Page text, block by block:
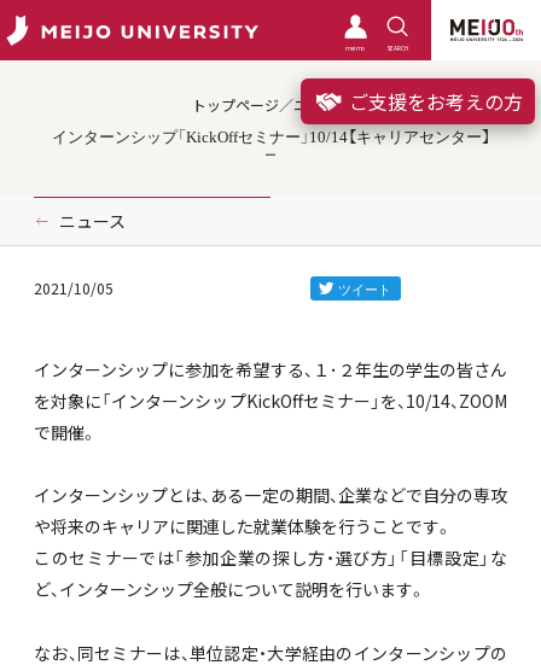
meimo SEARCH
ご支援をお考えの方
トップページ／ニュース
インターンシップ「KickOffセミナー」10/14【キャリアセンター】
ニュース
2021/10/05
インターンシップに参加を希望する、１･２年生の学生の皆さん
を対象に「インターンシップKickOffセミナー」を、10/14、ZOOM
で開催。
インターンシップとは、ある一定の期間、企業などで自分の専攻
や将来のキャリアに関連した就業体験を行うことです。
このセミナーでは「参加企業の探し方・選び方」「目標設定」な
ど、インターンシップ全般について説明を行います。
なお、同セミナーは、単位認定・大学経由のインターンシップの